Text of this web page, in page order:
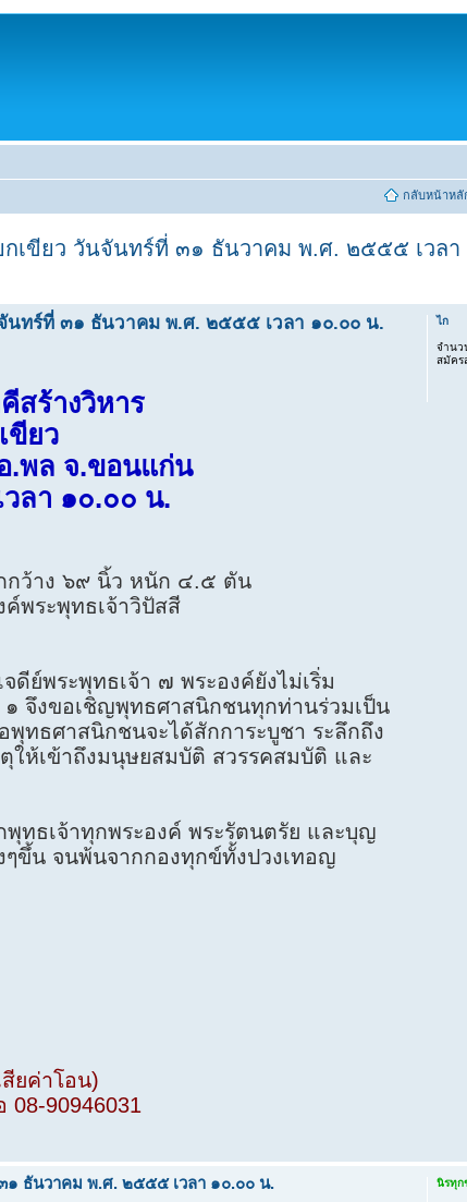
กลับหน้าหลั
เขียว วันจันทร์ที่ ๓๑ ธันวาคม พ.ศ. ๒๕๕๕ เวล
นทร์ที่ ๓๑ ธันวาคม พ.ศ. ๒๕๕๕ เวลา ๑๐.๐๐ น.
สร้างวิหาร
ขียว
.พล จ.ขอนแก่น
ลา ๑๐.๐๐ น.
กว้าง ๖๙ นิ้ว หนัก ๔.๕ ตัน
พระพุทธเจ้าวิปัสสี
ย์พระพุทธเจ้า ๗ พระองค์ยังไม่เริ่ม
จึงขอเชิญพุทธศาสนิกชนทุกท่านร่วมเป็น
พุทธศาสนิกชนจะได้สักการะบูชา ระลึกถึง
ห้เข้าถึงมนุษยสมบัติ สวรรคสมบัติ และ
พุทธเจ้าทุกพระองค์ พระรัตนตรัย และบุญ
ๆขึ้น จนพ้นจากกองทุกข์ทั้งปวงเทอญ
ยค่าโอน)
08-90946031
ไก
จำนว
สมัคร
๑ ธันวาคม พ.ศ. ๒๕๕๕ เวลา ๑๐.๐๐ น. นิรทุก